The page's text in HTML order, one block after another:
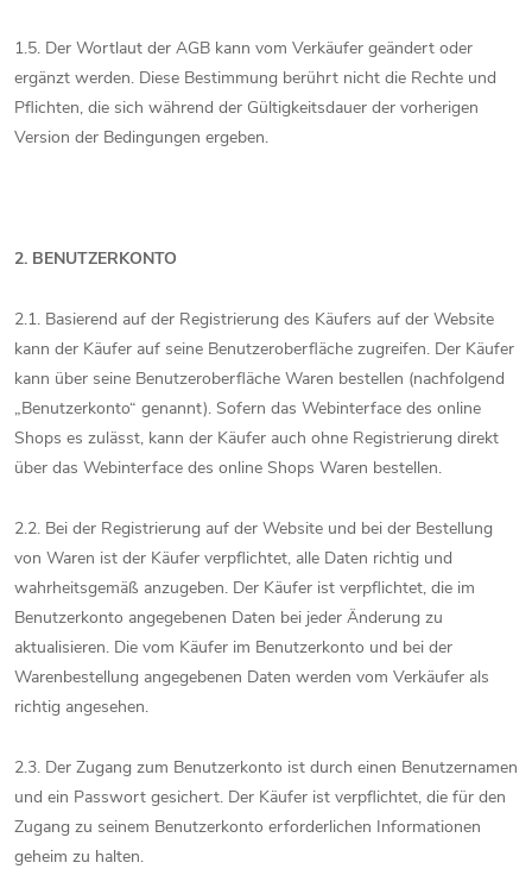
1.5. Der Wortlaut der AGB kann vom Verkäufer geändert oder
ergänzt werden. Diese Bestimmung berührt nicht die Rechte und
Pflichten, die sich während der Gültigkeitsdauer der vorherigen
Version der Bedingungen ergeben.
2. BENUTZERKONTO
2.1. Basierend auf der Registrierung des Käufers auf der Website
kann der Käufer auf seine Benutzeroberfläche zugreifen. Der Käufer
kann über seine Benutzeroberfläche Waren bestellen (nachfolgend
„Benutzerkonto“ genannt). Sofern das Webinterface des online
Shops es zulässt, kann der Käufer auch ohne Registrierung direkt
über das Webinterface des online Shops Waren bestellen.
2.2. Bei der Registrierung auf der Website und bei der Bestellung
von Waren ist der Käufer verpflichtet, alle Daten richtig und
wahrheitsgemäß anzugeben. Der Käufer ist verpflichtet, die im
Benutzerkonto angegebenen Daten bei jeder Änderung zu
aktualisieren. Die vom Käufer im Benutzerkonto und bei der
Warenbestellung angegebenen Daten werden vom Verkäufer als
richtig angesehen.
2.3. Der Zugang zum Benutzerkonto ist durch einen Benutzernamen
und ein Passwort gesichert. Der Käufer ist verpflichtet, die für den
Zugang zu seinem Benutzerkonto erforderlichen Informationen
geheim zu halten.